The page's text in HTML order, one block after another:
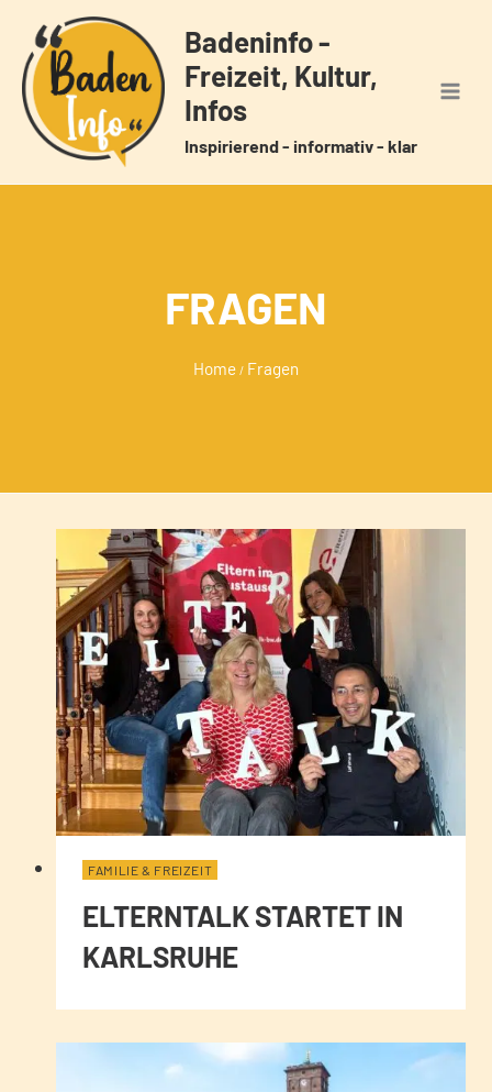
Inhalt
springen
Badeninfo -
Freizeit, Kultur,
Infos
Inspirierend - informativ - klar
FRAGEN
Home / Fragen
FAMILIE & FREIZEIT
ELTERNTALK STARTET IN
KARLSRUHE